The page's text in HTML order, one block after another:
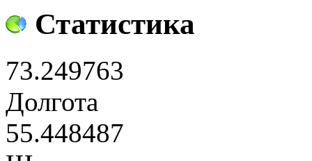
Статистика
73.249763
Долгота
55.448487